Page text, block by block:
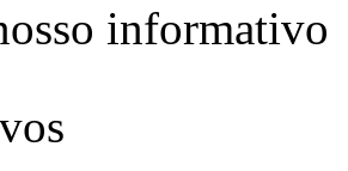
informativo